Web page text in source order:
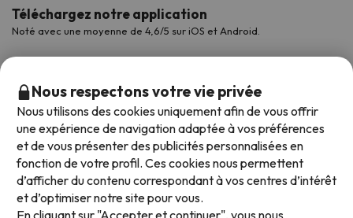
Téléchargez notre application
Noté avec une moyenne de 4,6/5 sur iOS et Android.
Modes de paiement disponibles
Nous respectons votre vie privée
Nous utilisons des cookies uniquement afin de vous offrir
une expérience de navigation adaptée à vos préférences
et de vous présenter des publicités personnalisées en
fonction de votre profil. Ces cookies nous permettent
d’afficher du contenu correspondant à vos centres d’intérêt
et d’optimiser notre site pour vous.
En cliquant sur "Accepter et continuer", vous nous